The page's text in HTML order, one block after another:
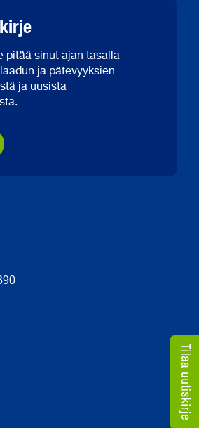
pitää sinut ajan tasalla
ja pätevyyksien
ja uusista